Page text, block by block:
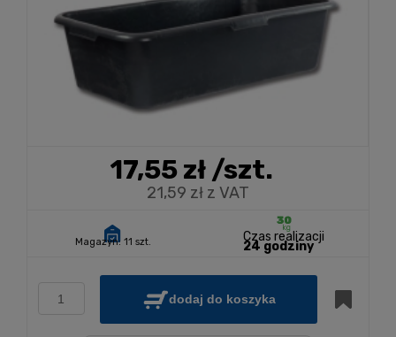
17,55 zł/szt.
21,59 zł z VAT
Magazyn: 11 szt. Czas realizacji
24 godziny
dodaj do koszyka